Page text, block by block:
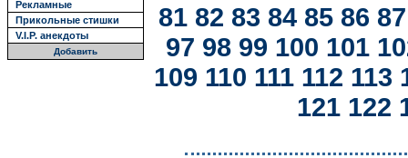
Рекламные
Прикольные стишки
V.I.P. анекдоты
Добавить
81 82 83 84 85 86 87
97 98 99 100 101
109 110 111 112 113
121 122